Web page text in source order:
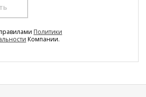
Политики
Компании.